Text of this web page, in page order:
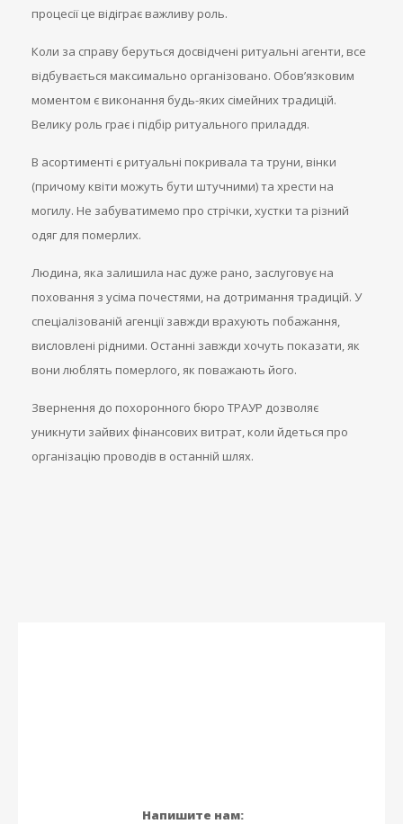
процесії це відіграє важливу роль.
Коли за справу беруться досвідчені ритуальні агенти, все
відбувається максимально організовано. Обов’язковим
моментом є виконання будь-яких сімейних традицій.
Велику роль грає і підбір ритуального приладдя.
В асортименті є ритуальні покривала та труни, вінки
(причому квіти можуть бути штучними) та хрести на
могилу. Не забуватимемо про стрічки, хустки та різний
одяг для померлих.
Людина, яка залишила нас дуже рано, заслуговує на
поховання з усіма почестями, на дотримання традицій. У
спеціалізованій агенції завжди врахують побажання,
висловлені рідними. Останні завжди хочуть показати, як
вони люблять померлого, як поважають його.
Звернення до похоронного бюро ТРАУР дозволяє
уникнути зайвих фінансових витрат, коли йдеться про
організацію проводів в останній шлях.
Напишите нам: